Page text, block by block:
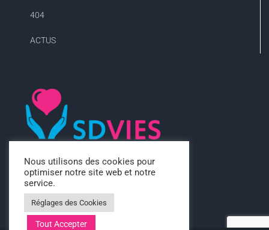
404
ACTUS
Nous utilisons des cookies pour
optimiser notre site web et notre
service.
Réglages des Cookies
Tout Accepter